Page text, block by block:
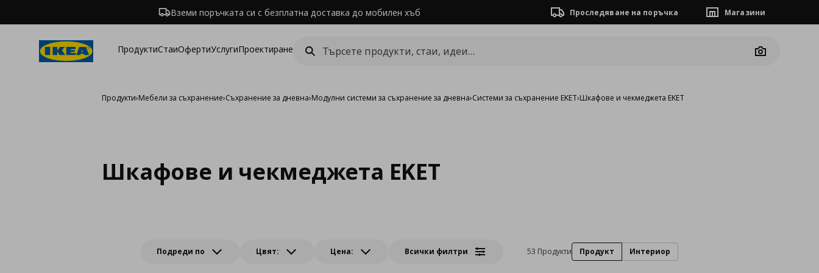
Вземи поръчката си с безплатна доставка до мобилен хъб Проследяване на поръчка Магазини
ПродуктиСтаиОфертиУслугиПроектиране
Camera
Продукти›Мебели за съхранение›Съхранение за дневна›Модулни системи за съхранение за дневна›Системи за съхранение EKET›Шкафове и чекмеджета EKET
Шкафове и чекмеджета EKET
Подреди по Цвят: Цена: Всички филтри 53 Продукти Продукт Интериор